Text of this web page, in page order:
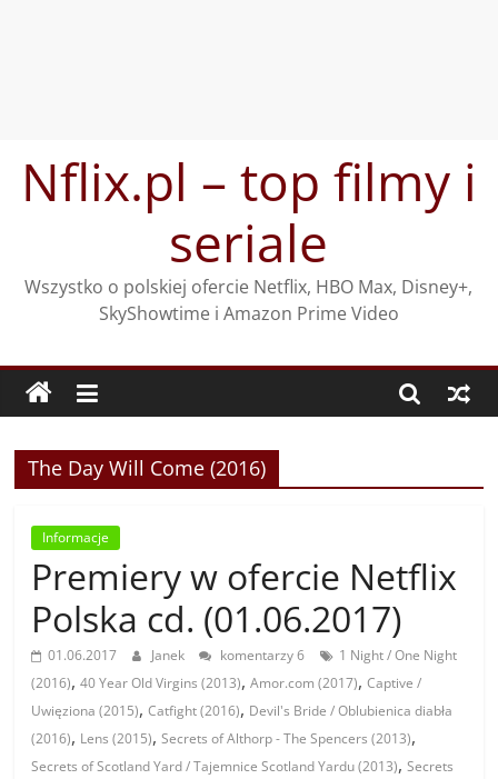
treściNflix.pl – top filmy i
seriale
Wszystko o polskiej ofercie Netflix, HBO Max, Disney+,
SkyShowtime i Amazon Prime Video
The Day Will Come (2016)
Informacje
Premiery w ofercie Netflix
Polska cd. (01.06.2017)
01.06.2017 Janek komentarzy 6
1 Night / One Night
(2016),40 Year Old Virgins (2013),Amor.com (2017),Captive /
Uwięziona (2015),Catfight (2016), Devil's Bride / Oblubienica diabła
(2016), Lens (2015),Secrets of Althorp - The Spencers (2013),
Secrets of Scotland Yard / Tajemnice Scotland Yardu (2013),Secrets